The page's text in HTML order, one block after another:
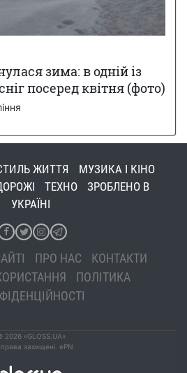
зима: в одній із
посеред квітня (фото)
ЖИТТЯ
МУЗИКА І КІНО
ТЕХНО
ЗРОБЛЕНО В
УКРАЇНІ
ПРО НАС
КОНТАКТИ
ПОЛІТИКА
2026 «GLOSS.UA»
права захищені. ePN